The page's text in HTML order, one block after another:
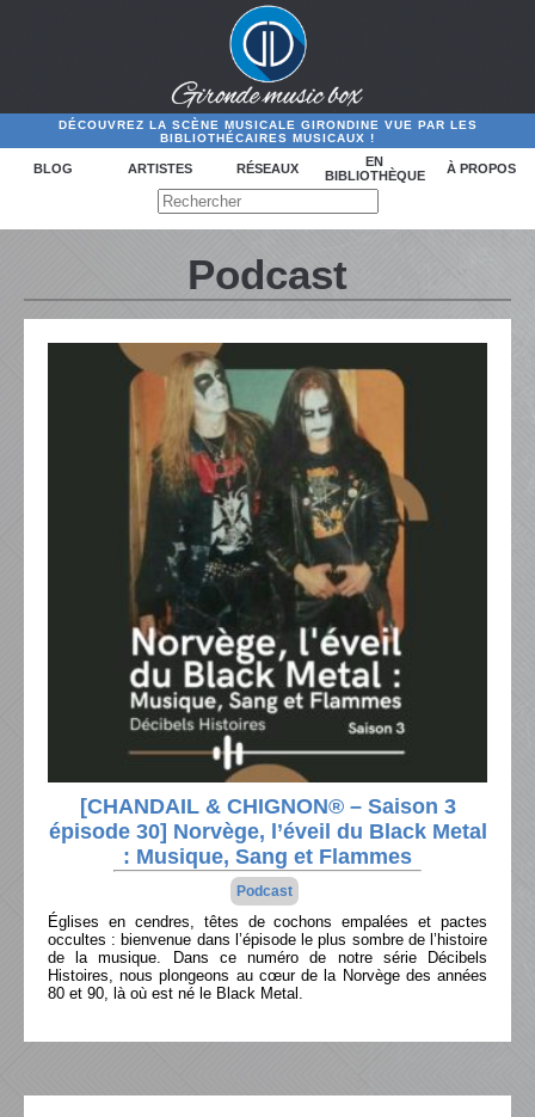
DÉCOUVREZ LA SCÈNE MUSICALE GIRONDINE VUE PAR LES
BIBLIOTHÉCAIRES MUSICAUX !
BLOG ARTISTES RÉSEAUX
EN
BIBLIOTHÈQUE
À PROPOS
Podcast
[CHANDAIL & CHIGNON® – Saison 3
épisode 30] Norvège, l’éveil du Black Metal
: Musique, Sang et Flammes
Podcast
Églises en cendres, têtes de cochons empalées et pactes
occultes : bienvenue dans l’épisode le plus sombre de l’histoire
de la musique. Dans ce numéro de notre série Décibels
Histoires, nous plongeons au cœur de la Norvège des années
80 et 90, là où est né le Black Metal.